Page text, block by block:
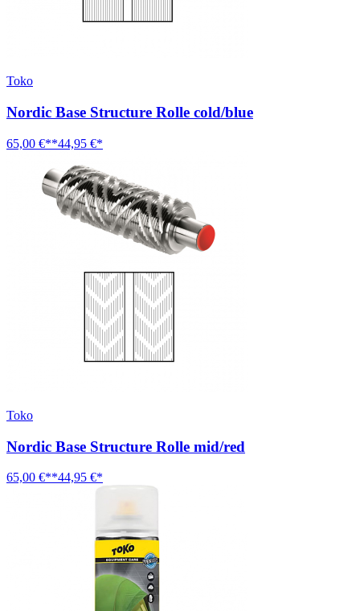
Toko
Nordic Base Structure Rolle cold/blue
65,00 €**44,95 €*
Toko
Nordic Base Structure Rolle mid/red
65,00 €**44,95 €*